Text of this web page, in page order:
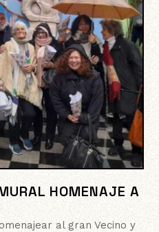
HOMENAJE A
al gran Vecino y